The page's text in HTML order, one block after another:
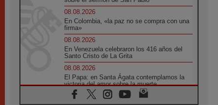
08.08.2026
En Colombia, «la paz no se compra con una
firma»
08.08.2026
En Venezuela celebraron los 416 años del
Santo Cristo de La Grita
08.08.2026
El Papa: en Santa Ágata contemplamos la
victoria del amor sobre la muerte
08.08.2026